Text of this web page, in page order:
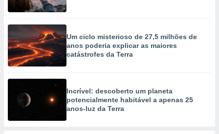
Um ciclo misterioso de 27,5 milhões de
anos poderia explicar as maiores
catástrofes da Terra
Incrível: descoberto um planeta
potencialmente habitável a apenas 25
anos-luz da Terra